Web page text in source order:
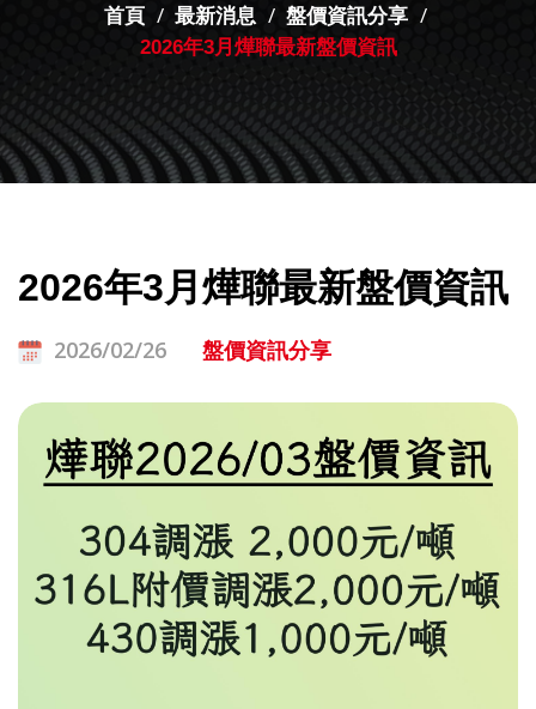
首頁 最新消息 盤價資訊分享
2026年3月燁聯最新盤價資訊
2026年3月燁聯最新盤價資訊
2026/02/26 盤價資訊分享